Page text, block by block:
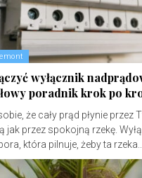
wyłącznik
poradnik krok po
że cały prąd płynie przez
jak przez spokojną rzekę.
która pilnuje, żeby ta rzeka...